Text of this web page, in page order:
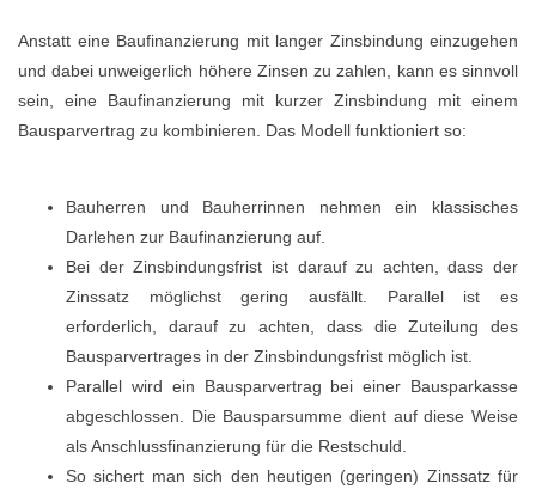
Anstatt eine Baufinanzierung mit langer Zinsbindung einzugehen
und dabei unweigerlich höhere Zinsen zu zahlen, kann es sinnvoll
sein, eine Baufinanzierung mit kurzer Zinsbindung mit einem
Bausparvertrag zu kombinieren. Das Modell funktioniert so:
Bauherren und Bauherrinnen nehmen ein klassisches
Darlehen zur Baufinanzierung auf.
Bei der Zinsbindungsfrist ist darauf zu achten, dass der
Zinssatz möglichst gering ausfällt. Parallel ist es
erforderlich, darauf zu achten, dass die Zuteilung des
Bausparvertrages in der Zinsbindungsfrist möglich ist.
Parallel wird ein Bausparvertrag bei einer Bausparkasse
abgeschlossen. Die Bausparsumme dient auf diese Weise
als Anschlussfinanzierung für die Restschuld.
So sichert man sich den heutigen (geringen) Zinssatz für